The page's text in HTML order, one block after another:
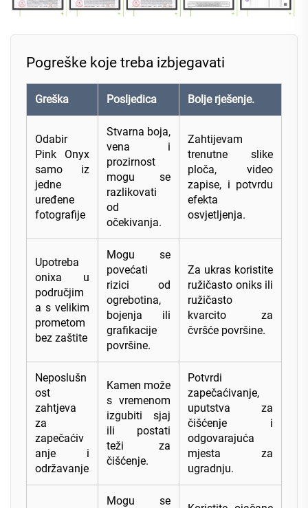
Pogreške koje treba izbjegavati
Greška Posljedica Bolje rješenje.
Odabir
Pink Onyx
samo iz
jedne
uređene
fotografije
Stvarna boja,
vena i
prozirnost
mogu se
razlikovati
od
očekivanja.
Zahtijevam
trenutne slike
ploča, video
zapise, i potvrdu
efekta
osvjetljenja.
Upotreba
onixa u
područjim
a s velikim
prometom
bez zaštite
Mogu se
povećati
rizici od
ogrebotina,
bojenja ili
grafikacije
površine.
Za ukras koristite
ružičasto oniks ili
ružičasto
kvarcito za
čvršće površine.
Neposlušn
ost
zahtjeva
za
zapečaćiv
anje i
održavanje
Kamen može
s vremenom
izgubiti sjaj
ili postati
teži za
čišćenje.
Potvrdi
zapečaćivanje,
uputstva za
čišćenje i
odgovarajuća
mjesta za
ugradnju.
Mogu se